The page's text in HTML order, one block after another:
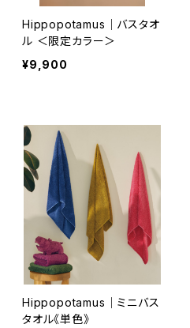
Hippopotamus｜バスタオ
ル ＜限定カラー＞
¥9,900
Hippopotamus｜ミニバス
タオル《単色》